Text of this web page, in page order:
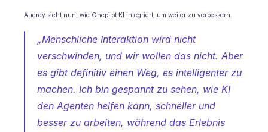
Audrey sieht nun, wie Onepilot KI integriert, um weiter zu verbessern.
„Menschliche Interaktion wird nicht
verschwinden, und wir wollen das nicht. Aber
es gibt definitiv einen Weg, es intelligenter zu
machen. Ich bin gespannt zu sehen, wie KI
den Agenten helfen kann, schneller und
besser zu arbeiten, während das Erlebnis